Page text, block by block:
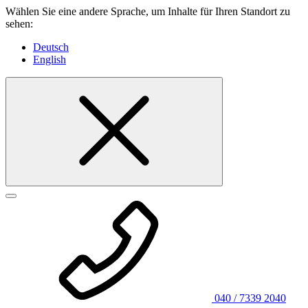
Wählen Sie eine andere Sprache, um Inhalte für Ihren Standort zu
sehen:
Deutsch
English
040 / 7339 2040